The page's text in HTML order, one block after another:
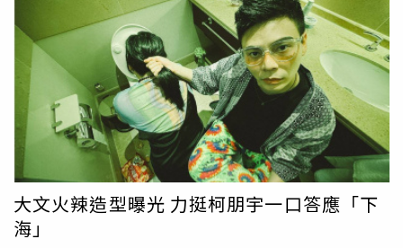
大文火辣造型曝光 力挺柯朋宇一口答應「下
海」